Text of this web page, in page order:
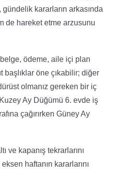
kararların arkasında
de hareket etme arzusunu
ödeme, aile içi plan
öne çıkabilir; diğer
olmanız gereken bir iç
Ay Düğümü 6. evde iş
çağırırken Güney Ay
ve kapanış tekrarlarını
eksen haftanın kararlarını